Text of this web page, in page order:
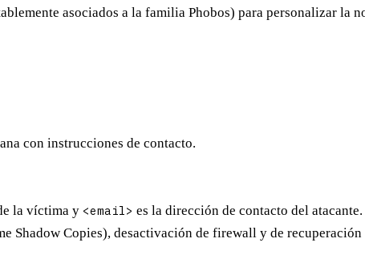
asociados a la familia Phobos) para personalizar la
con instrucciones de contacto.
la víctima y <email> es la dirección de contacto del atacante.
Shadow Copies), desactivación de firewall y de